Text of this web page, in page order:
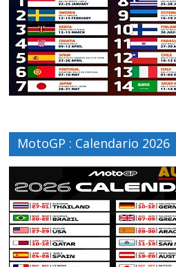
MotoGP : Calendario 2026